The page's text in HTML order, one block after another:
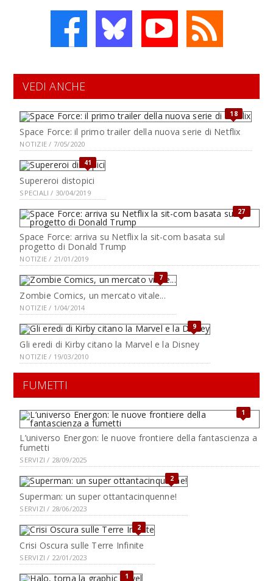
VEDI ANCHE
18
Space Force: il primo trailer della nuova serie di Netflix
NOTIZIE / 7/05/2020
41
Supereroi distopici
SPECIALI / 30/04/2019
27
Space Force: arriva su Netflix la sit-com basata sul
progetto di Donald Trump
NOTIZIE / 21/01/2019
7
Zombie Comics, un mercato vitale...
NOTIZIE / 1/04/2014
9
Gli eredi di Kirby citano la Marvel e la Disney
NOTIZIE / 19/03/2010
FUMETTI
1
L’universo Energon: le nuove frontiere della fantascienza a
fumetti
SERVIZI / 28/09/2025
2
Superman: un super ottantacinquenne!
SERVIZI / 28/06/2023
2
Crisi Oscura sulle Terre Infinite
SERVIZI / 22/01/2023
1